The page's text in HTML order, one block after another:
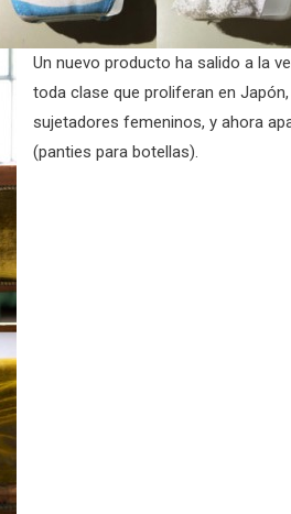
Un nuevo producto ha salido a la
toda clase que proliferan en
sujetadores femeninos, y ahora
(panties para botellas).